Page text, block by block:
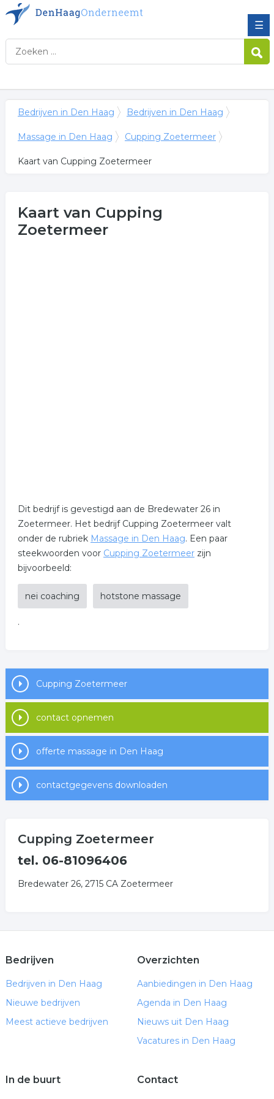
☰
Bedrijven in Den Haag Bedrijven in Den Haag
Massage in Den Haag Cupping Zoetermeer
Kaart van Cupping Zoetermeer
Kaart van Cupping
Zoetermeer
Dit bedrijf is gevestigd aan de Bredewater 26 in
Zoetermeer. Het bedrijf Cupping Zoetermeer valt
onder de rubriek Massage in Den Haag. Een paar
steekwoorden voor Cupping Zoetermeerzijn
bijvoorbeeld:
nei coaching hotstone massage
.
Cupping Zoetermeer
contact opnemen
offerte massage in Den Haag
contactgegevens downloaden
Cupping Zoetermeer
tel. 06-81096406
Bredewater 26, 2715 CA Zoetermeer
Bedrijven
Bedrijven in Den Haag
Nieuwe bedrijven
Meest actieve bedrijven
Overzichten
Aanbiedingen in Den Haag
Agenda in Den Haag
Nieuws uit Den Haag
Vacatures in Den Haag
In de buurt Contact